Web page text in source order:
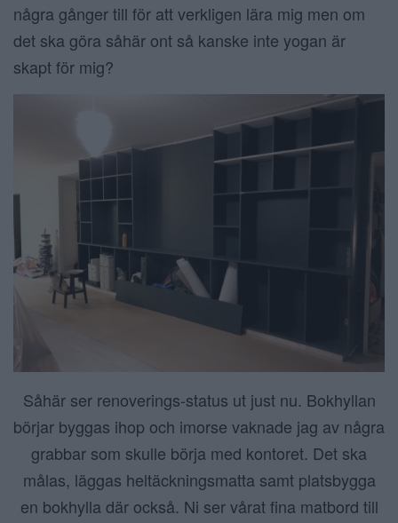
några gånger till för att verkligen lära mig men om
det ska göra såhär ont så kanske inte yogan är
skapt för mig?
Såhär ser renoverings-status ut just nu. Bokhyllan
börjar byggas ihop och imorse vaknade jag av några
grabbar som skulle börja med kontoret. Det ska
målas, läggas heltäckningsmatta samt platsbygga
en bokhylla där också. Ni ser vårat fina matbord till